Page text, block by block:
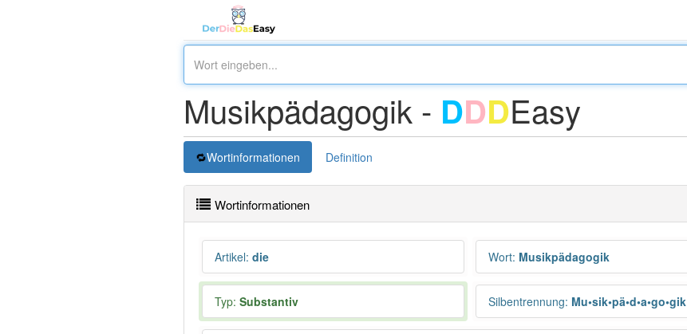
Musikpädagogik - DDDEasy
Wortinformationen Definition
Wortinformationen
Artikel: die Wort: Musikpädagogik
Typ: Substantiv Silbentrennung: Mu•sik•pä•d•a•go•gik